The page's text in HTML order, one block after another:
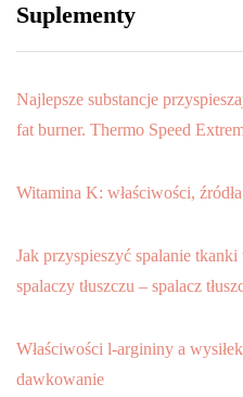
Suplementy
Najlepsze substancje
fat burner. Thermo Speed
Witamina K: właściwości,
Jak przyspieszyć spalanie tkanki
spalaczy tłuszczu – spalacz
Właściwości l-argininy a
dawkowanie